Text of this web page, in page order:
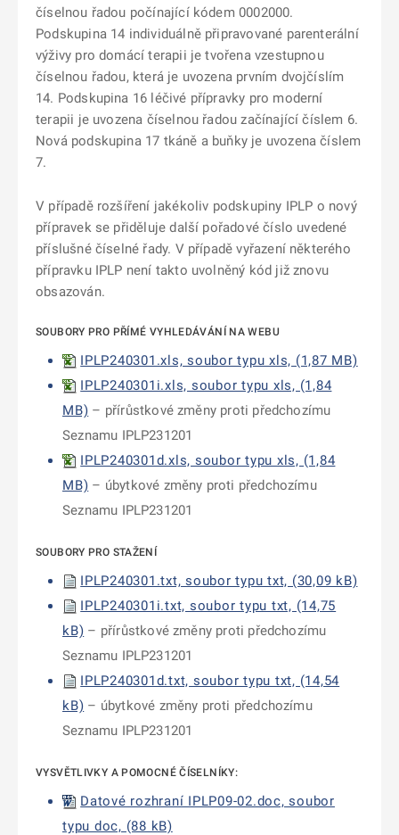
číselnou řadou počínající kódem 0002000.
Podskupina 14 individuálně připravované parenterální
výživy pro domácí terapii je tvořena vzestupnou
číselnou řadou, která je uvozena prvním dvojčíslím
14. Podskupina 16 léčivé přípravky pro moderní
terapii je uvozena číselnou řadou začínající číslem 6.
Nová podskupina 17 tkáně a buňky je uvozena číslem
7.
V případě rozšíření jakékoliv podskupiny IPLP o nový
přípravek se přiděluje další pořadové číslo uvedené
příslušné číselné řady. V případě vyřazení některého
přípravku IPLP není takto uvolněný kód již znovu
obsazován.
SOUBORY PRO PŘÍMÉ VYHLEDÁVÁNÍ NA WEBU
IPLP240301.xls, soubor typu xls, (1,87 MB)
IPLP240301i.xls, soubor typu xls, (1,84
MB) – přírůstkové změny proti předchozímu
Seznamu IPLP231201
IPLP240301d.xls, soubor typu xls, (1,84
MB) – úbytkové změny proti předchozímu
Seznamu IPLP231201
SOUBORY PRO STAŽENÍ
IPLP240301.txt, soubor typu txt, (30,09 kB)
IPLP240301i.txt, soubor typu txt, (14,75
kB) – přírůstkové změny proti předchozímu
Seznamu IPLP231201
IPLP240301d.txt, soubor typu txt, (14,54
kB) – úbytkové změny proti předchozímu
Seznamu IPLP231201
VYSVĚTLIVKY A POMOCNÉ ČÍSELNÍKY:
Datové rozhraní IPLP09-02.doc, soubor
typu doc, (88 kB)